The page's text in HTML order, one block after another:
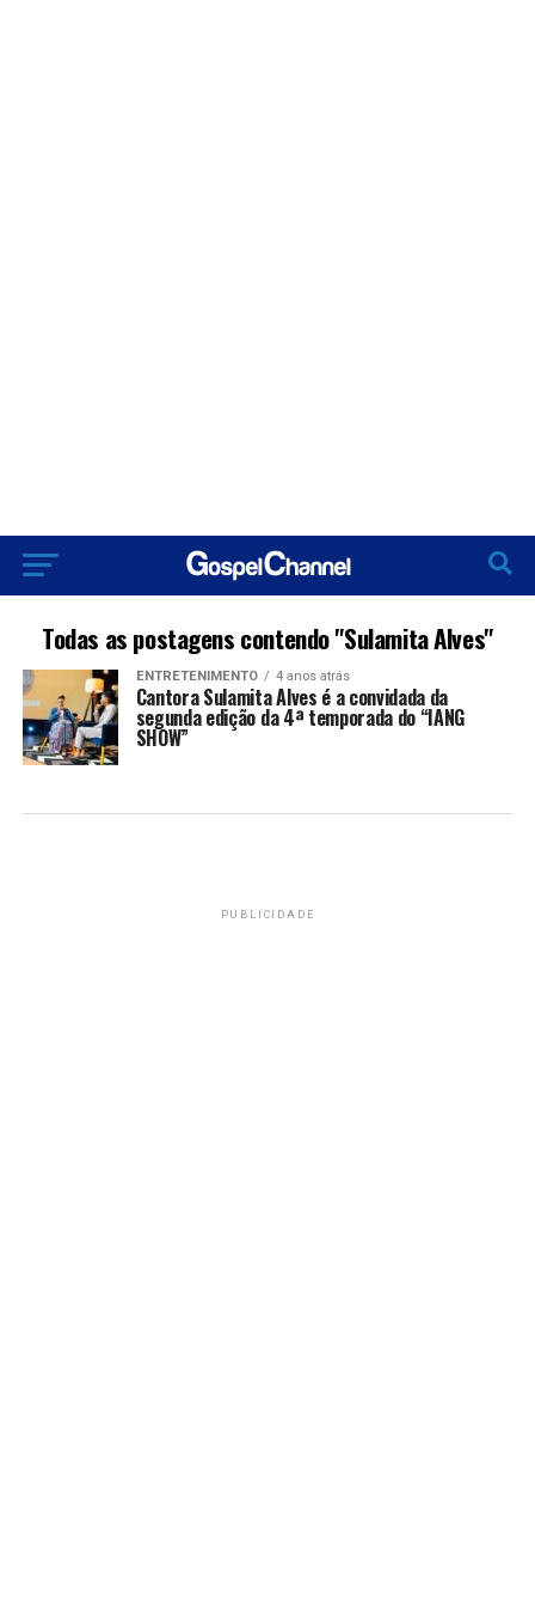
Todas as postagens contendo "Sulamita Alves"
ENTRETENIMENTO 4 anos atrás
Cantora Sulamita Alves é a convidada da
segunda edição da 4ª temporada do “IANG
SHOW”
PUBLICIDADE